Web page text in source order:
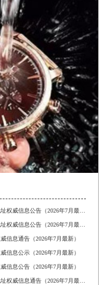
信息通告（2026年7月最新）
信息公示（2026年7月最新）
信息公告（2026年7月最新）